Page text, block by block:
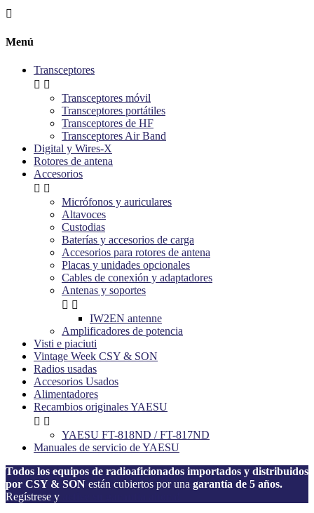

Menú
Transceptores
 
Transceptores móvil
Transceptores portátiles
Transceptores de HF
Transceptores Air Band
Digital y Wires-X
Rotores de antena
Accesorios
 
Micrófonos y auriculares
Altavoces
Custodias
Baterías y accesorios de carga
Accesorios para rotores de antena
Placas y unidades opcionales
Cables de conexión y adaptadores
Antenas y soportes
 
IW2EN antenne
Amplificadores de potencia
Visti e piaciuti
Vintage Week CSY & SON
Radios usadas
Accesorios Usados
Alimentadores
Recambios originales YAESU
 
YAESU FT-818ND / FT-817ND
Manuales de servicio de YAESU
Todos los equipos de radioaficionados importados y distribuidos
por CSY & SON están cubiertos por una garantía de 5 años.
Regístrese y